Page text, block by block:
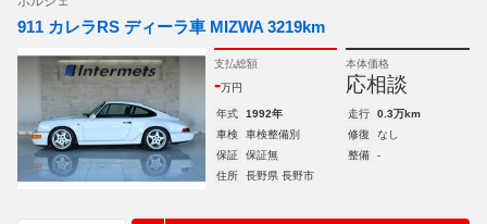
911 カレラRS ディーラ車 MIZWA 3219km
支払総額
-万円
本体価格
応相談
年式 1992年 走行
0.3万km
車検
車検整備別 修復
なし
保証
保証無 整備
-
住所
長野県 長野市